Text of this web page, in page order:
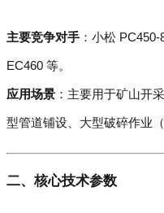
主要竞争对手 ：小松
EC460 等。
应用场景 ：主要用于矿山开
型管道铺设、大型破碎作业
二、核心技术参数